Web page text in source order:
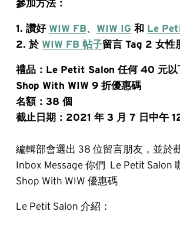
參加方法：
1. 讚好 WIW FB、 WIW IG 和 Le
2. 於 WIW FB 帖子留言 Tag 2 女性
禮品：Le Petit Salon 任何 40 元以
Shop With WIW 9 折優惠碼
名額：38 個
截止日期：2021 年 3 月 7 日中午
編輯部會選出 38 位留言朋友，並於
Inbox Message 你們 Le Petit Salon
Shop With WIW 優惠碼
Le Petit Salon 介紹：